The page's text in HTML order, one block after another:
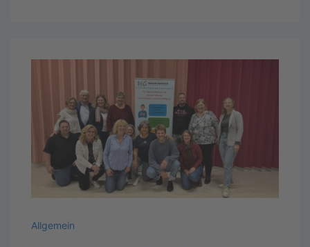
Allgemein